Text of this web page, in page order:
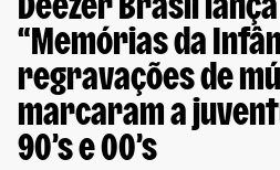
Deezer Brasil
“Memórias da
regravações de
marcaram a
90’s e 00’s